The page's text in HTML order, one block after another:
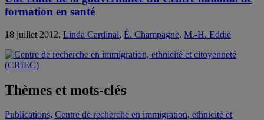
formation en santé
18 juillet 2012, Linda Cardinal, É. Champagne, M.-H. Eddie
Thèmes et mots-clés
Publications, Centre de recherche en immigration, ethnicité et